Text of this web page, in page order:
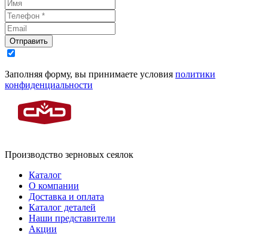
Отправить
Заполняя форму, вы принимаете условия политики
конфиденциальности
Производство зерновых сеялок
Каталог
О компании
Доставка и оплата
Каталог деталей
Наши представители
Акции